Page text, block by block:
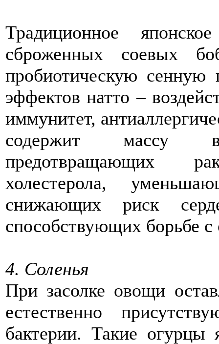
Традиционное
сброженных соевых
пробиотическую сенную
эффектов натто –
иммунитет,
содержит массу
предотвращающих
холестерола,
снижающих риск
способствующих борьбе
4. Соленья
При засолке овощи
естественно
бактерии. Такие огурцы